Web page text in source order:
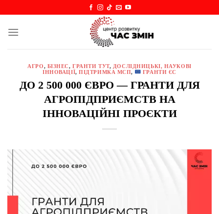
content
АГРО, БІЗНЕС,ГРАНТИ ТУТ, ДОСЛІДНИЦЬКІ, НАУКОВІ
ІННОВАЦІЇ,ПІДТРИМКА МСП, ГРАНТИ ЄС
ДО 2 500 000 ЄВРО — ГРАНТИ ДЛЯ
АГРОПІДПРИЄМСТВ НА
ІННОВАЦІЙНІ ПРОЄКТИ